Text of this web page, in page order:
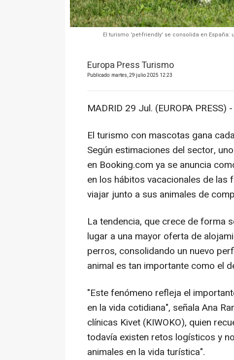
El turismo 'pet-friendly' se consolida en
Europa Press Turismo
Publicado: martes, 29 julio 2025 12:23
MADRID 29 Jul. (EUROPA PRESS) -
El turismo con mascotas gana
Según estimaciones del sector,
en Booking.com ya se anuncia
en los hábitos vacacionales de las
viajar junto a sus animales de
La tendencia, que crece de forma
lugar a una mayor oferta de
perros, consolidando un nuevo
animal es tan importante como el
"Este fenómeno refleja el
en la vida cotidiana", señala Ana
clínicas Kivet (KIWOKO), quien
todavía existen retos logísticos y
animales en la vida turística".